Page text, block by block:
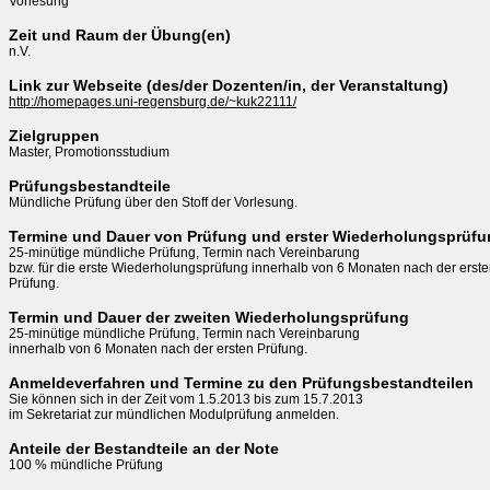
Zeit und Raum der Übung(en)
n.V.
Link zur Webseite (des/der Dozenten/in, der Veranstaltung)
http://homepages.uni-regensburg.de/~kuk22111/
Zielgruppen
Master, Promotionsstudium
Prüfungsbestandteile
Mündliche Prüfung über den Stoff der Vorlesung.
Termine und Dauer von Prüfung und erster
25-minütige mündliche Prüfung, Termin nach Vereinbarung
bzw. für die erste Wiederholungsprüfung innerhalb von 6 Monaten nach der
Termin und Dauer der zweiten Wiederholungsprüfung
25-minütige mündliche Prüfung, Termin nach Vereinbarung
innerhalb von 6 Monaten nach der ersten Prüfung.
Anmeldeverfahren und Termine zu den Prüfungsbestandteilen
Sie können sich in der Zeit vom 1.5.2013 bis zum 15.7.2013
Anteile der Bestandteile an der Note
100 % mündliche Prüfung